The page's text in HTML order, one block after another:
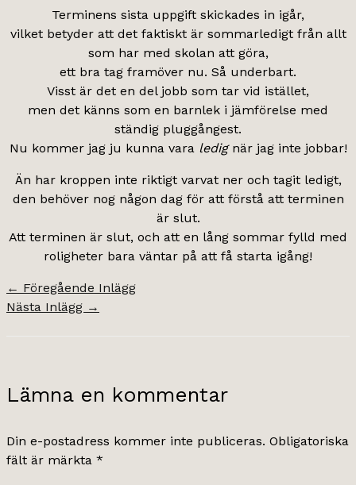
Terminens sista uppgift skickades in igår,
vilket betyder att det faktiskt är sommarledigt från allt
som har med skolan att göra,
ett bra tag framöver nu. Så underbart.
Visst är det en del jobb som tar vid istället,
men det känns som en barnlek i jämförelse med
ständig pluggångest.
Nu kommer jag ju kunna vara ledig när jag inte jobbar!
Än har kroppen inte riktigt varvat ner och tagit ledigt,
den behöver nog någon dag för att förstå att terminen
är slut.
Att terminen är slut, och att en lång sommar fylld med
roligheter bara väntar på att få starta igång!
← Föregående Inlägg
Nästa Inlägg →
Lämna en kommentar
Din e-postadress kommer inte publiceras. Obligatoriska
fält är märkta *